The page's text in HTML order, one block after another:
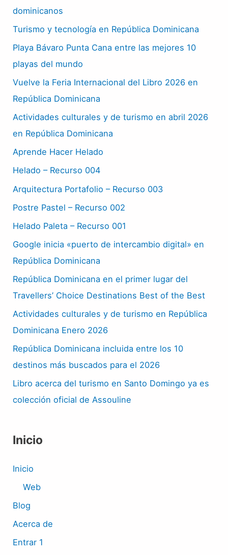
dominicanos
Turismo y tecnología en República Dominicana
Playa Bávaro Punta Cana entre las mejores 10
playas del mundo
Vuelve la Feria Internacional del Libro 2026 en
República Dominicana
Actividades culturales y de turismo en abril 2026
en República Dominicana
Aprende Hacer Helado
Helado – Recurso 004
Arquitectura Portafolio – Recurso 003
Postre Pastel – Recurso 002
Helado Paleta – Recurso 001
Google inicia «puerto de intercambio digital» en
República Dominicana
República Dominicana en el primer lugar del
Travellers’ Choice Destinations Best of the Best
Actividades culturales y de turismo en República
Dominicana Enero 2026
República Dominicana incluida entre los 10
destinos más buscados para el 2026
Libro acerca del turismo en Santo Domingo ya es
colección oficial de Assouline
Inicio
Inicio
Web
Blog
Acerca de
Entrar 1